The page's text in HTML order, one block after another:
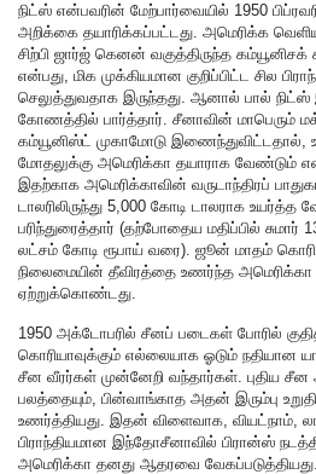
நிட்ஸ் என்பவரின் மேற்பார்வையில் 1950
அறிக்கை தயாரிக்கப்பட்டது. அமெரிக்க
சிற்பி ஜார்ஜ் கெனன் வகுத்திருந்த
என்பது, மிக முக்கியமான குறிப்பிட்ட சில
செலுத்துவதாக இருந்தது. ஆனால் பால் நிட்ஸ்
கோணத்தில் பார்த்தார். சீனாவின் மாபெரும்
கம்யூனிஸ்ட் முகாமோடு இணைந்துவிட்டதால்,
மோதலுக்கு அமெரிக்கா தயாராக வேண்டும்
இதற்காக அமெரிக்காவின் வருடாந்திரப்
டாலரிலிருந்து 5,000 கோடி டாலராக
பரிந்துரைத்தார் (தற்போதைய மதிப்பில் சுமார்
லட்சம் கோடி ரூபாய் வரை). ஜூன் மாதம்
நிலைமையின் தீவிரத்தை உணர்ந்த அமெரிக்கா
ஏற்றுக்கொண்டது.
1950 அக்டோபரில் சீனப் படைகள் போரில்
கொரியாவுக்கும் எல்லையாக ஓடும் நதியான
சீன வீரர்கள் முன்னேறி வந்தார்கள். புதிய
பலத்தையும், பின்வாங்காத அதன் இரும்பு
உணர்த்தியது. இதன் விளைவாக, வியட்நாம்,
பிராந்தியமான இந்தோசீனாவில் பிரான்ஸ்
அமெரிக்கா தனது ஆதரவை